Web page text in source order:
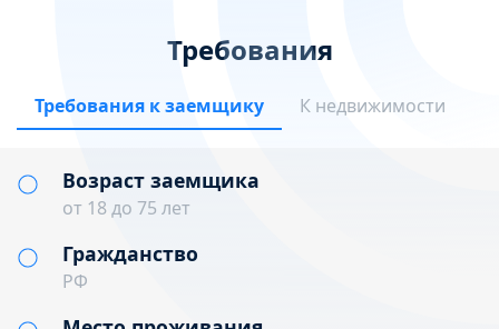
Требования
Требования к заемщику К недвижимости
Возраст заемщика
от 18 до 75 лет
Гражданство
РФ